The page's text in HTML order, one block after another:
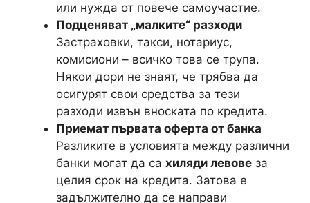
или нужда от повече самоучастие.
Подценяват „малките“ разходи
Застраховки, такси, нотариус,
комисиони – всичко това се трупа.
Някои дори не знаят, че трябва да
осигурят свои средства за тези
разходи извън вноската по кредита.
Приемат първата оферта от банка
Разликите в условията между различни
банки могат да са хиляди левове за
целия срок на кредита. Затова е
задължително да се направи